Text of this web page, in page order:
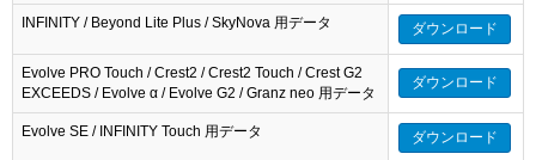
INFINITY / Beyond Lite Plus / SkyNova 用データ ダウンロード
Evolve PRO Touch / Crest2 / Crest2 Touch / Crest G2
EXCEEDS / Evolve α / Evolve G2 / Granz neo 用データ
ダウンロード
Evolve SE / INFINITY Touch 用データ ダウンロード